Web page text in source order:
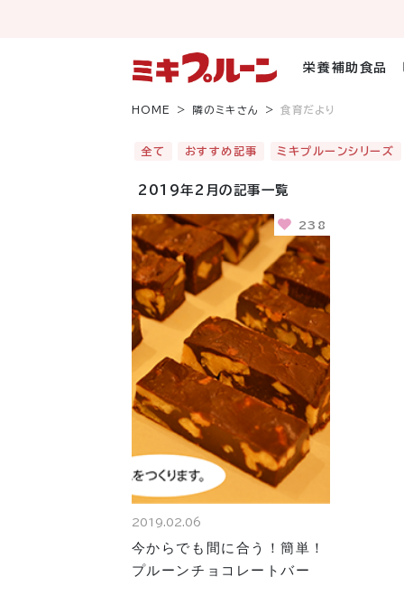
栄養補助食品
HOME 隣のミキさん 食育だより
全て おすすめ記事 ミキプルーンシリーズ
2019年2月の記事一覧
238
2019.02.06
今からでも間に合う！簡単！
プルーンチョコレートバー